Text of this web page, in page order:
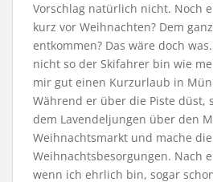
Vorschlag natürlich nicht. Noch
kurz vor Weihnachten? Dem
entkommen? Das wäre doch
nicht so der Skifahrer bin wie
mir gut einen Kurzurlaub in
Während er über die Piste düst,
dem Lavendeljungen über den
Weihnachtsmarkt und mache
Weihnachtsbesorgungen. Nach
wenn ich ehrlich bin, sogar